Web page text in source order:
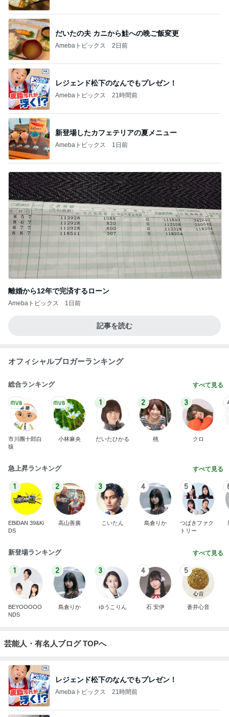
だいたの夫 カニから鮭への晩ご飯変更
Amebaトピックス 2日前
レジェンド松下のなんでもプレゼン！
Amebaトピックス 21時間前
新登場したカフェテリアの夏メニュー
Amebaトピックス 1日前
離婚から12年で完済するローン
Amebaトピックス 1日前
記事を読む
オフィシャルブロガーランキング
総合ランキング すべて見る
市川團十郎白
猿
小林麻央
1
だいたひかる
2
桃
3
クロ
急上昇ランキング すべて見る
1
EBiDAN 39&Ki
DS
2
高山善廣
3
こいたん
4
島倉りか
5
つばきファク
トリー
新登場ランキング すべて見る
1
BEYOOOOO
NDS
2
島倉りか
3
ゆうこりん
4
石 安伊
5
蒼井心音
芸能人・有名人ブログ TOPへ
レジェンド松下のなんでもプレゼン！
Amebaトピックス 21時間前